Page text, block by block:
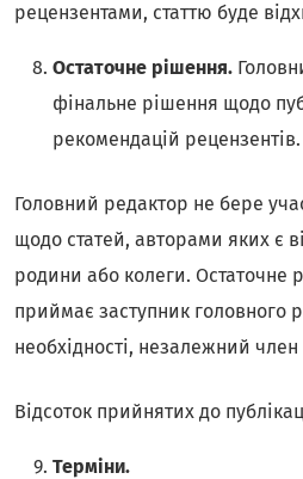
рецензентами, статтю буде
Остаточне рішення.
фінальне рішення щодо
рекомендацій рецензентів.
Головний редактор не бере
щодо статей, авторами яких є
родини або колеги. Остаточне
приймає заступник головного
необхідності, незалежний член
Відсоток прийнятих до
Терміни.